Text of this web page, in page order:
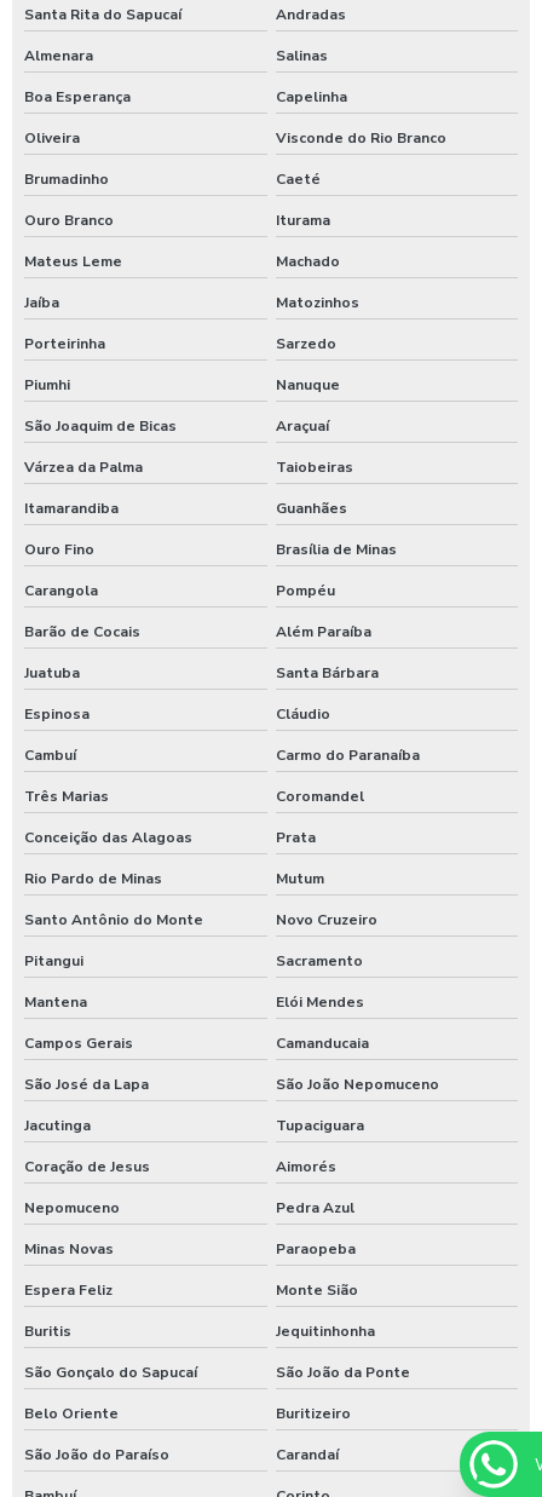
Shampoo carros com cera
Shampoo para lavagem de carros
Shampoo de lavar carros
Shampoozeira a ar
Shampoozeira automotiva
Shampoozeira automotiva manual
Shampoozeira automotiva pneumática
Shampoozeira automotiva profissional
Shampoozeira eletrônica
Shampoozeira industrial
Shampoozeira onde comprar
Shampoozeira pneumática
Shampoozeira profissional
Shampoozeira sao paulo
Shampoozeira em sp
Shampoozeira valor
Shampoozeira a venda
Sistema de lavagem para agro
Sistema de lavagem para agroindústria
Sulfato de alumínio para tratamento de água
Sulfato de alumínio tratamento de efluente
Tarifador de banho para praia
Tarifador para calibrador
Tarifador para calibrador com fichas
Tarifador para calibrador com moedas
Tarifador para calibrador com pix
Temporizador de banho com pix
Temporizador de chuveiro com ficha
Santa Rita do Sapucaí Andradas
Almenara Salinas
Boa Esperança Capelinha
Oliveira Visconde do Rio Branco
Brumadinho Caeté
Ouro Branco Iturama
Mateus Leme Machado
Jaíba Matozinhos
Porteirinha Sarzedo
Piumhi Nanuque
São Joaquim de Bicas Araçuaí
Várzea da Palma Taiobeiras
Itamarandiba Guanhães
Ouro Fino Brasília de Minas
Carangola Pompéu
Barão de Cocais Além Paraíba
Juatuba Santa Bárbara
Espinosa Cláudio
Cambuí Carmo do Paranaíba
Três Marias Coromandel
Conceição das Alagoas Prata
Rio Pardo de Minas Mutum
Santo Antônio do Monte Novo Cruzeiro
Pitangui Sacramento
Mantena Elói Mendes
Campos Gerais Camanducaia
São José da Lapa São João Nepomuceno
Jacutinga Tupaciguara
Coração de Jesus Aimorés
Nepomuceno Pedra Azul
Minas Novas Paraopeba
Espera Feliz Monte Sião
Buritis Jequitinhonha
São Gonçalo do Sapucaí São João da Ponte
Belo Oriente Buritizeiro
São João do Paraíso Carandaí